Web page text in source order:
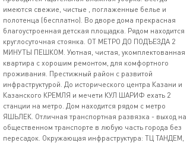
имеются свежие, чистые , поглаженные белье и
полотенца (бесплатно). Во дворе дома прекрасная
благоустроенная детская площадка. Рядом находится
круглосуточная стоянка. ОТ МЕТРО ДО ПОДЪЕЗДА 2
МИНУТЫ ПЕШКОМ. Уютная, чистая, укомплектованная
квартира с хорошим ремонтом, для комфортного
проживания. Престижный район с развитой
инфраструктурой. До исторического центра Казани и
Казанского КРЕМЛЯ и мечети КУЛ ШАРИФ ехать 2
станции на метро. Дом находится рядом с метро
ЯШЬЛЕК. Отличная транспортная развязка - выход на
общественном транспорте в любую часть города без
пересадок. Окружающая инфраструктура: ТЦ ТАНДЕМ,